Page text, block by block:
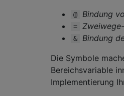
@ Bindung
=
&
Bindung
Die Symbole
Bereichsvariable
Implementierung